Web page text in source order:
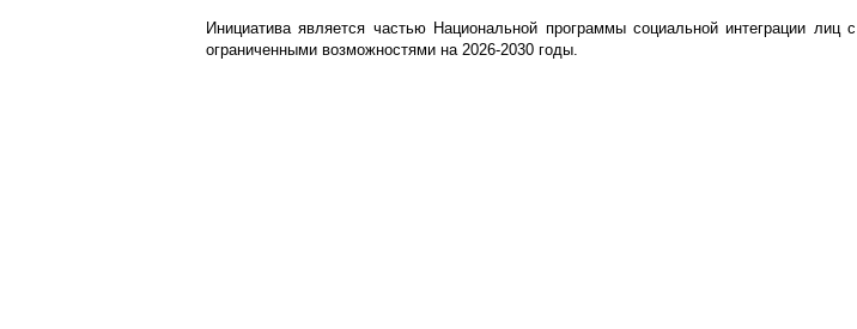
Инициатива является частью Национальной программы социальной интеграции лиц с
ограниченными возможностями на 2026-2030 годы.